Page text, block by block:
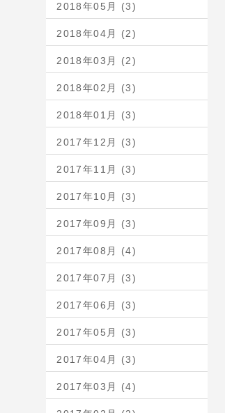
2018年05月 (3)
2018年04月 (2)
2018年03月 (2)
2018年02月 (3)
2018年01月 (3)
2017年12月 (3)
2017年11月 (3)
2017年10月 (3)
2017年09月 (3)
2017年08月 (4)
2017年07月 (3)
2017年06月 (3)
2017年05月 (3)
2017年04月 (3)
2017年03月 (4)